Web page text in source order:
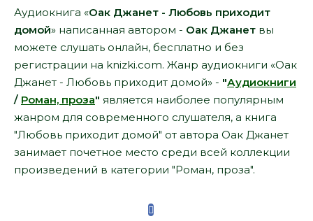
Аудиокнига «Оак Джанет - Любовь приходит
домой» написанная автором - Оак Джанет вы
можете слушать онлайн, бесплатно и без
регистрации на knizki.com. Жанр аудиокниги «Оак
Джанет - Любовь приходит домой» - "Аудиокниги
/ Роман, проза" является наиболее популярным
жанром для современного слушателя, а книга
"Любовь приходит домой" от автора Оак Джанет
занимает почетное место среди всей коллекции
произведений в категории "Роман, проза".